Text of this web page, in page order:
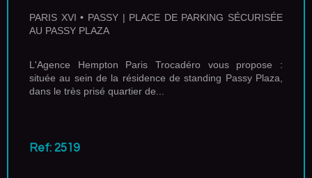
PARIS XVI • PASSY | PLACE DE PARKING SÉCURISÉE
AU PASSY PLAZA
L'Agence Hempton Paris Trocadéro vous propose :
située au sein de la résidence de standing Passy Plaza,
dans le très prisé quartier de...
Ref: 2519